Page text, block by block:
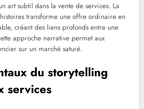
art subtil dans la vente de services. La
transforme une offre ordinaire en
créant des liens profonds entre une
approche narrative permet aux
sur un marché saturé.
du storytelling
services